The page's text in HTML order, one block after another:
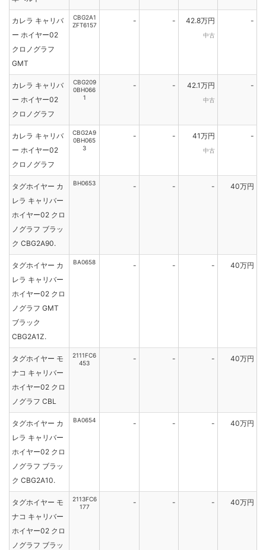
カレラ キャリバ
ー ホイヤー02
クロノグラフ
GMT
CBG2A1
ZFT6157
- - 42.8万円
中古
-
カレラ キャリバ
ー ホイヤー02
クロノグラフ
CBG209
0BH066
1
- - 42.1万円
中古
-
カレラ キャリバ
ー ホイヤー02
クロノグラフ
CBG2A9
0BH065
3
- - 41万円
中古
-
タグホイヤー カ
レラ キャリバー
ホイヤー02 クロ
ノグラフ ブラッ
ク CBG2A90.
BH0653 - - - 40万円
タグホイヤー カ
レラ キャリバー
ホイヤー02 クロ
ノグラフ GMT
ブラック
CBG2A1Z.
BA0658 - - - 40万円
タグホイヤー モ
ナコ キャリバー
ホイヤー02 クロ
ノグラフ CBL
2111FC6
453
- - - 40万円
タグホイヤー カ
レラ キャリバー
ホイヤー02 クロ
ノグラフ ブラッ
ク CBG2A10.
BA0654 - - - 40万円
タグホイヤー モ
ナコ キャリバー
ホイヤー02 クロ
ノグラフ ブラッ
2113FC6
177
- - - 40万円